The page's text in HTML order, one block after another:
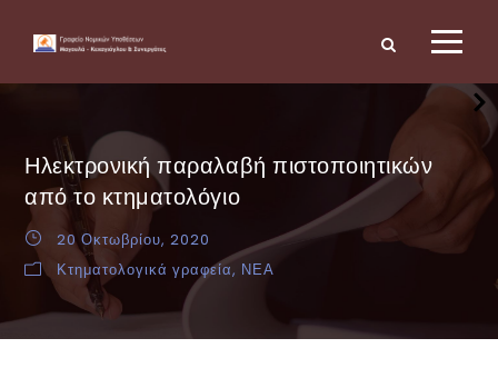
Ηλεκτρονική παραλαβή πιστοποιητικών
από το κτηματολόγιο
20 Οκτωβρίου, 2020
Κτηματολογικά γραφεία, ΝΕΑ